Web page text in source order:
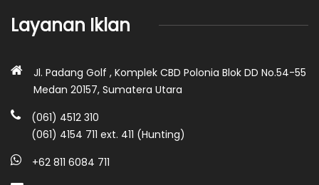
Layanan Iklan
Jl. Padang Golf , Komplek CBD Polonia Blok DD No.54-55
Medan 20157, Sumatera Utara
(061) 4512 310
(061) 4154 711 ext. 411 (Hunting)
+62 811 6084 711